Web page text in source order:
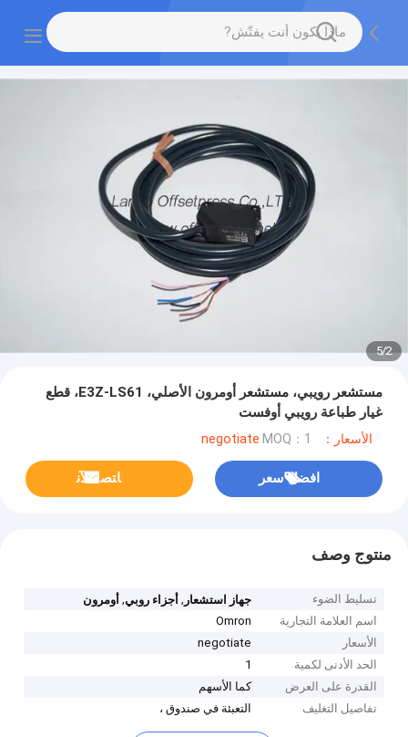
2
/
5
مستشعر رويبي، مستشعر أومرون الأصلي، E3Z-LS61، قطع
غيار طباعة رويبي أوفست
الأسعار：negotiate MOQ：1
افضل سعر ﺎﺘﺼﻟ ﺍﻶﻧ
منتوج وصف
تسليط الضوء جهاز استشعار ,أجزاء روبي,أومرون
اسم العلامة التجارية
Omron
الأسعار
negotiate
الحد الأدنى لكمية
1
القدرة على العرض
كما الأسهم
تفاصيل التغليف
التعبئة في صندوق ،